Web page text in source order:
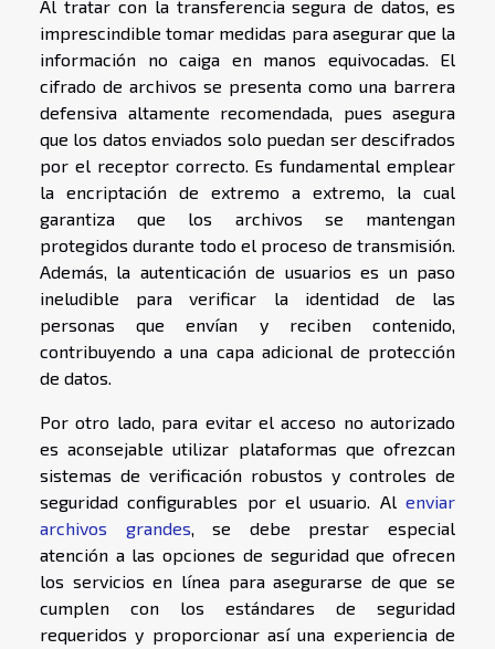
Al tratar con la transferencia segura de datos, es
imprescindible tomar medidas para asegurar que la
información no caiga en manos equivocadas. El
cifrado de archivos se presenta como una barrera
defensiva altamente recomendada, pues asegura
que los datos enviados solo puedan ser descifrados
por el receptor correcto. Es fundamental emplear
la encriptación de extremo a extremo, la cual
garantiza que los archivos se mantengan
protegidos durante todo el proceso de transmisión.
Además, la autenticación de usuarios es un paso
ineludible para verificar la identidad de las
personas que envían y reciben contenido,
contribuyendo a una capa adicional de protección
de datos.
Por otro lado, para evitar el acceso no autorizado
es aconsejable utilizar plataformas que ofrezcan
sistemas de verificación robustos y controles de
seguridad configurables por el usuario. Al enviar
archivos grandes, se debe prestar especial
atención a las opciones de seguridad que ofrecen
los servicios en línea para asegurarse de que se
cumplen con los estándares de seguridad
requeridos y proporcionar así una experiencia de